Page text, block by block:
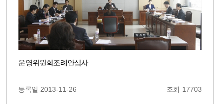
운영위원회조례안심사
등록일 2013-11-26 조회 17703